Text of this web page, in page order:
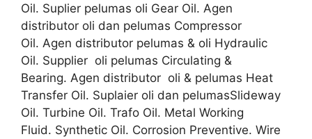
Oil. Suplier pelumas oli Gear Oil. Agen
distributor oli dan pelumas Compressor
Oil. Agen distributor pelumas & oli Hydraulic
Oil. Supplier oli pelumas Circulating &
Bearing. Agen distributor oli & pelumas Heat
Transfer Oil. Suplaier oli dan pelumasSlideway
Oil. Turbine Oil. Trafo Oil. Metal Working
Fluid. Synthetic Oil. Corrosion Preventive. Wire